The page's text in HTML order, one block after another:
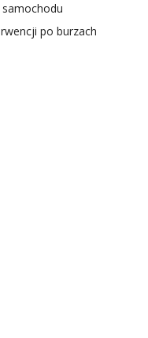
samochodu
po burzach